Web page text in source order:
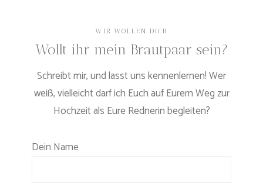
WIR WOLLEN DICH
Wollt ihr mein Brautpaar sein?
Schreibt mir, und lasst uns kennenlernen! Wer
weiß, vielleicht darf ich Euch auf Eurem Weg zur
Hochzeit als Eure Rednerin begleiten?
Bitte lasse dieses Feld leer.
Dein Name